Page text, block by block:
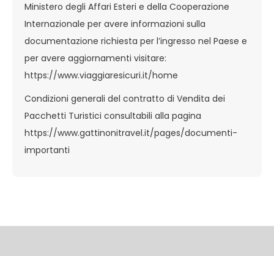
Ministero degli Affari Esteri e della Cooperazione
Internazionale per avere informazioni sulla
documentazione richiesta per l’ingresso nel Paese e
per avere aggiornamenti visitare:
https://www.viaggiaresicuri.it/home
Condizioni generali del contratto di Vendita dei
Pacchetti Turistici consultabili alla pagina
https://www.gattinonitravel.it/pages/documenti-
importanti